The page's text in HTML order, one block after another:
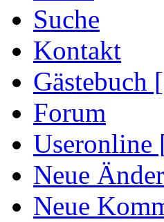
Suche
Kontakt
Gästebuch
Forum
Useronline
Neue
Neue